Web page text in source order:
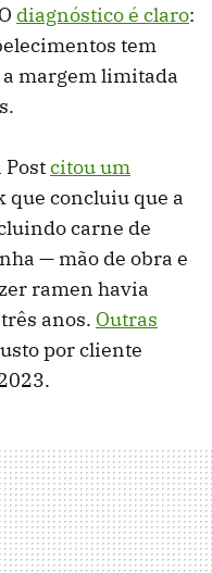
diagnóstico é claro:
tem
a margem limitada
Postcitou um
que concluiu que a
carne de
— mão de obra e
ramen havia
anos. Outras
por cliente